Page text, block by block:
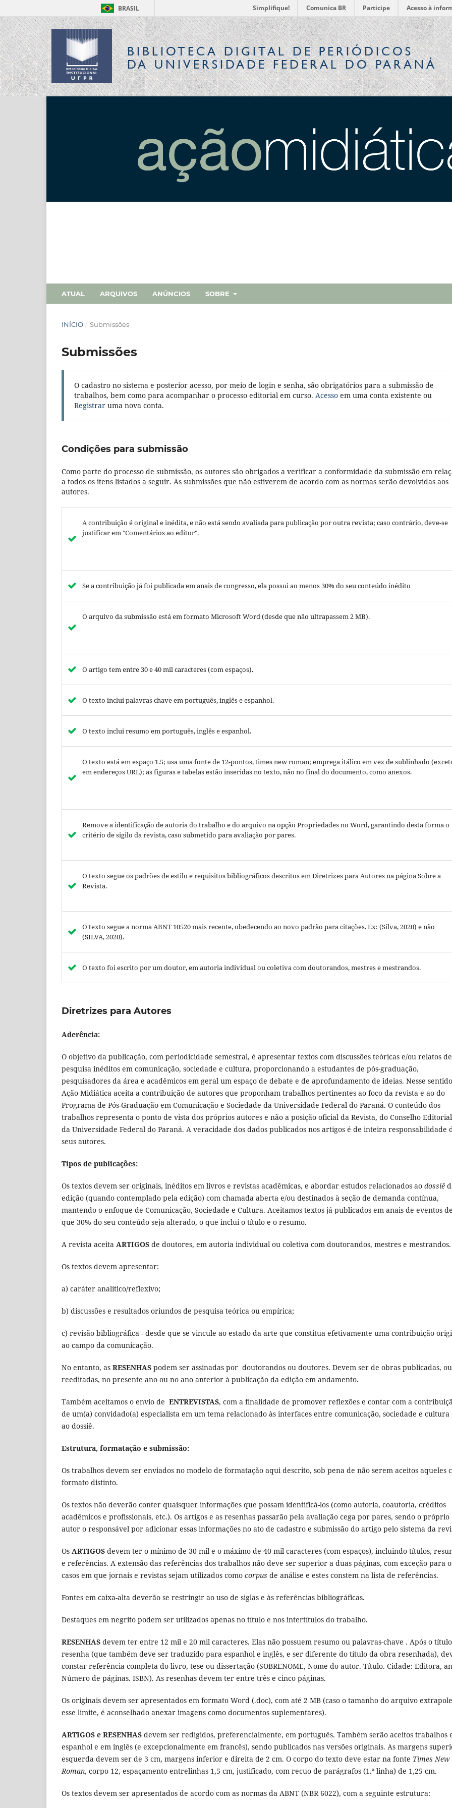
BRASIL Simplifique! Comunica BR Participe Acesso à
BIBLIOTECA DIGITALDE PERIÓDICOS
DA UNIVERSIDADE FEDERAL DO PARANÁ
ATUAL ARQUIVOS ANÚNCIOS SOBRE
INÍCIO / Submissões
Submissões
O cadastro no sistema e posterior acesso, por meio de login e senha, são obrigatórios para a submissão de
trabalhos, bem como para acompanhar o processo editorial em curso. Acesso em uma conta existente ou
Registrar uma nova conta.
Condições para submissão
Como parte do processo de submissão, os autores são obrigados a verificar a conformidade da submissão em
a todos os itens listados a seguir. As submissões que não estiverem de acordo com as normas serão devolvidas aos
autores.
A contribuição é original e inédita, e não está sendo avaliada para publicação por outra revista; caso contrário, deve-se
justificar em "Comentários ao editor".
Se a contribuição já foi publicada em anais de congresso, ela possui ao menos 30% do seu conteúdo inédito
O arquivo da submissão está em formato Microsoft Word (desde que não ultrapassem 2 MB).
O artigo tem entre 30 e 40 mil caracteres (com espaços).
O texto inclui palavras chave em português, inglês e espanhol.
O texto inclui resumo em português, inglês e espanhol.
O texto está em espaço 1.5; usa uma fonte de 12-pontos, times new roman; emprega itálico em vez de sublinhado
em endereços URL); as figuras e tabelas estão inseridas no texto, não no final do documento, como anexos.
Remove a identificação de autoria do trabalho e do arquivo na opção Propriedades no Word, garantindo desta forma o
critério de sigilo da revista, caso submetido para avaliação por pares.
O texto segue os padrões de estilo e requisitos bibliográficos descritos em Diretrizes para Autores na página Sobre a
Revista.
O texto segue a norma ABNT 10520 mais recente, obedecendo ao novo padrão para citações. Ex: (Silva, 2020) e não
(SILVA, 2020).
O texto foi escrito por um doutor, em autoria individual ou coletiva com doutorandos, mestres e mestrandos.
Diretrizes para Autores
Aderência:
O objetivo da publicação, com periodicidade semestral, é apresentar textos com discussões teóricas e/ou relatos de
pesquisa inéditos em comunicação, sociedade e cultura, proporcionando a estudantes de pós-graduação,
pesquisadores da área e acadêmicos em geral um espaço de debate e de aprofundamento de ideias. Nesse
Ação Midiática aceita a contribuição de autores que proponham trabalhos pertinentes ao foco da revista e ao do
Programa de Pós-Graduação em Comunicação e Sociedade da Universidade Federal do Paraná. O conteúdo dos
trabalhos representa o ponto de vista dos próprios autores e não a posição oficial da Revista, do Conselho
da Universidade Federal do Paraná. A veracidade dos dados publicados nos artigos é de inteira responsabilidade
seus autores.
Tipos de publicações:
Os textos devem ser originais, inéditos em livros e revistas acadêmicas, e abordar estudos relacionados ao dossiê
edição (quando contemplado pela edição) com chamada aberta e/ou destinados à seção de demanda contínua,
mantendo o enfoque de Comunicação, Sociedade e Cultura. Aceitamos textos já publicados em anais de eventos
que 30% do seu conteúdo seja alterado, o que inclui o título e o resumo.
A revista aceita ARTIGOS de doutores, em autoria individual ou coletiva com doutorandos, mestres e
Os textos devem apresentar:
a) caráter analítico/reflexivo;
b) discussões e resultados oriundos de pesquisa teórica ou empírica;
c) revisão bibliográfica - desde que se vincule ao estado da arte que constitua efetivamente uma contribuição
ao campo da comunicação.
No entanto, as RESENHAS podem ser assinadas por doutorandos ou doutores. Devem ser de obras publicadas, ou
reeditadas, no presente ano ou no ano anterior à publicação da edição em andamento.
Também aceitamos o envio de ENTREVISTAS, com a finalidade de promover reflexões e contar com a
de um(a) convidado(a) especialista em um tema relacionado às interfaces entre comunicação, sociedade e cultura
ao dossiê.
Estrutura, formatação e submissão:
Os trabalhos devem ser enviados no modelo de formatação aqui descrito, sob pena de não serem aceitos aqueles
formato distinto.
Os textos não deverão conter quaisquer informações que possam identificá-los (como autoria, coautoria, créditos
acadêmicos e profissionais, etc.). Os artigos e as resenhas passarão pela avaliação cega por pares, sendo o próprio
autor o responsável por adicionar essas informações no ato de cadastro e submissão do artigo pelo sistema da
Os ARTIGOS devem ter o mínimo de 30 mil e o máximo de 40 mil caracteres (com espaços), incluindo títulos,
e referências. A extensão das referências dos trabalhos não deve ser superior a duas páginas, com exceção para
casos em que jornais e revistas sejam utilizados como corpus de análise e estes constem na lista de referências.
Fontes em caixa-alta deverão se restringir ao uso de siglas e às referências bibliográficas.
Destaques em negrito podem ser utilizados apenas no título e nos intertítulos do trabalho.
RESENHAS devem ter entre 12 mil e 20 mil caracteres. Elas não possuem resumo ou palavras-chave . Após o
resenha (que também deve ser traduzido para espanhol e inglês, e ser diferente do título da obra resenhada),
constar referência completa do livro, tese ou dissertação (SOBRENOME, Nome do autor. Título. Cidade: Editora,
Número de páginas. ISBN). As resenhas devem ter entre três e cinco páginas.
Os originais devem ser apresentados em formato Word (.doc), com até 2 MB (caso o tamanho do arquivo extrapole
esse limite, é aconselhado anexar imagens como documentos suplementares).
ARTIGOS e RESENHAS devem ser redigidos, preferencialmente, em português. Também serão aceitos trabalhos
espanhol e em inglês (e excepcionalmente em francês), sendo publicados nas versões originais. As margens
esquerda devem ser de 3 cm, margens inferior e direita de 2 cm. O corpo do texto deve estar na fonte Times New
Roman, corpo 12, espaçamento entrelinhas 1,5 cm, justificado, com recuo de parágrafos (1.ª linha) de 1,25 cm.
Os textos devem ser apresentados de acordo com as normas da ABNT (NBR 6022), com a seguinte estrutura: